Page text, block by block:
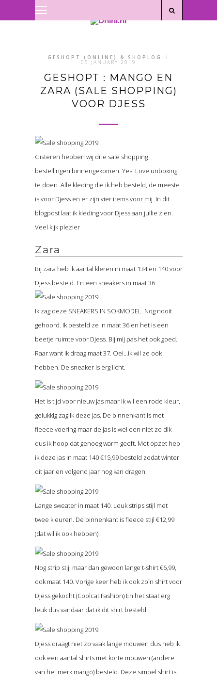
GESHOPT (ONLINE) & SHOPLOG /
05 JANUARY 2019
GESHOPT : MANGO EN
ZARA (SALE SHOPPING)
VOOR DJESS
Gisteren hebben wij drie sale shopping
bestellingen binnengekomen. Yes! Love unboxing
te doen. Alle kleding die ik heb besteld, de meeste
is voor Djess en er zijn vier items voor mij. In dit
blogpost laat ik kleding voor Djess aan jullie zien.
Veel kijk plezier
Zara
Bij zara heb ik aantal kleren in maat 134 en 140 voor
Djess besteld. En een sneakers in maat 36
Ik zag deze SNEAKERS IN SOKMODEL. Nog nooit
gehoord. Ik besteld ze in maat 36 en het is een
beetje ruimte voor Djess. Bij mij pas het ook goed.
Raar want ik draag maat 37. Oei…ik wil ze ook
hebben. De sneaker is erg licht.
Het is tijd voor nieuw jas maar ik wil een rode kleur,
gelukkig zag ik deze jas. De binnenkant is met
fleece voering maar de jas is wel een niet zo dik
dus ik hoop dat genoeg warm geeft. Met opzet heb
ik deze jas in maat 140 €15,99 besteld zodat winter
dit jaar en volgend jaar nog kan dragen.
Lange sweater in maat 140. Leuk strips stijl met
twee kleuren. De binnenkant is fleece stijl €12,99
(dat wil ik ook hebben).
Nog strip stijl maar dan gewoon lange t-shirt €6,99,
ook maat 140. Vorige keer heb ik ook zo`n shirt voor
Djess gekocht (Coolcat Fashion) En het staat erg
leuk dus vandaar dat ik dit shirt besteld.
Djess draagt niet zo vaak lange mouwen dus heb ik
ook een aantal shirts met korte mouwen (andere
van het merk mango) besteld. Deze simpel shirt is